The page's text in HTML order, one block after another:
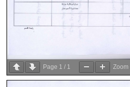
Page 1 / 1 Zoom